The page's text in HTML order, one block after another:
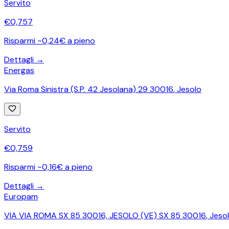
Servito
€0,757
Risparmi ~0,24€ a pieno
Dettagli →
Energas
Via Roma Sinistra (S.P. 42 Jesolana) 29 30016,Jesolo
Servito
€0,759
Risparmi ~0,16€ a pieno
Dettagli →
Europam
VIA VIA ROMA SX 85 30016, JESOLO (VE) SX 85 30016,